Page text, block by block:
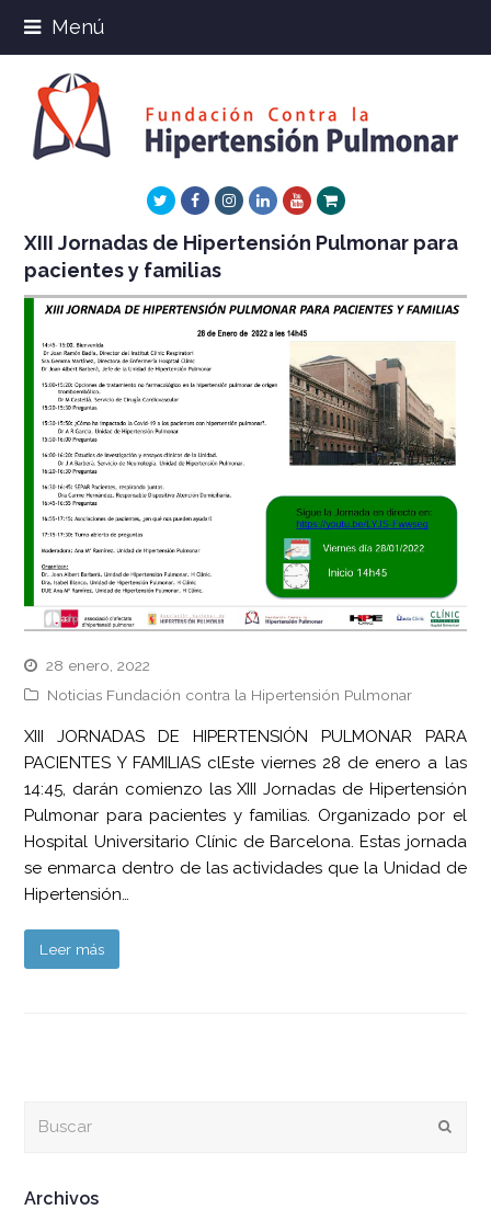
Menú
TwitterFacebookInstagram
LinkedInYoutube
Xing
XIII Jornadas de Hipertensión Pulmonar para
pacientes y familias
28 enero, 2022
Noticias Fundación contra la Hipertensión Pulmonar
XIII JORNADAS DE HIPERTENSIÓN PULMONAR PARA
PACIENTES Y FAMILIAS clEste viernes 28 de enero a las
14:45, darán comienzo las XIII Jornadas de Hipertensión
Pulmonar para pacientes y familias. Organizado por el
Hospital Universitario Clínic de Barcelona. Estas jornada
se enmarca dentro de las actividades que la Unidad de
Hipertensión…
Leer más
Archivos